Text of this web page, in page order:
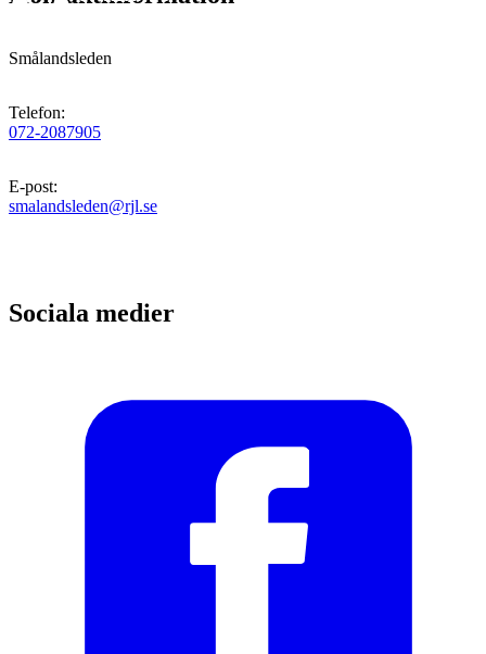
Smålandsleden
Telefon:
072-2087905
E-post:
smalandsleden@rjl.se
Sociala medier